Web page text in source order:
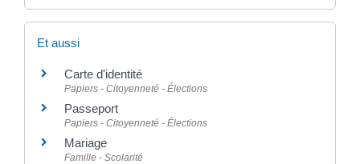
Et aussi
Carte d'identité
Papiers - Citoyenneté - Élections
Passeport
Papiers - Citoyenneté - Élections
Mariage
Famille - Scolarité